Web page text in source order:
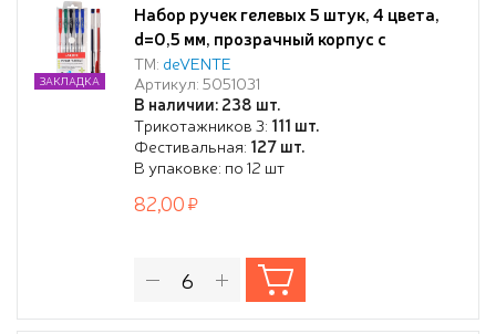
Набор ручек гелевых 5 штук, 4 цвета,
d=0,5 мм, прозрачный корпус с
металлическим наконечником, сменный
стержень, в пластиковом блистере
ТМ: deVENTE
Артикул: 5051031
В наличии: 238 шт.
Трикотажников 3: 111 шт.
Фестивальная: 127 шт.
В упаковке: по 12 шт
ЗАКЛАДКА
82,00